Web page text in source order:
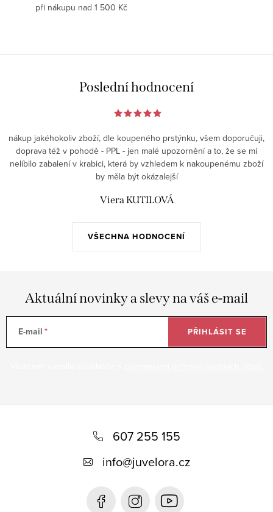
při nákupu nad 1 500 Kč
Poslední hodnocení
VŠECHNA HODNOCENÍ
nákup jakéhokoliv zboží, dle koupeného prstýnku, všem doporučuji,
doprava též v pohodě - PPL - jen malé upozornění a to, že se mi
nelíbilo zabalení v krabici, která by vzhledem k nakoupenému zboží
by měla být okázalejší
Viera KUTILOVÁ
Aktuální novinky a slevy na váš e-mail
E-mail PŘIHLÁSIT SE
607 255 155
info@juvelora.cz